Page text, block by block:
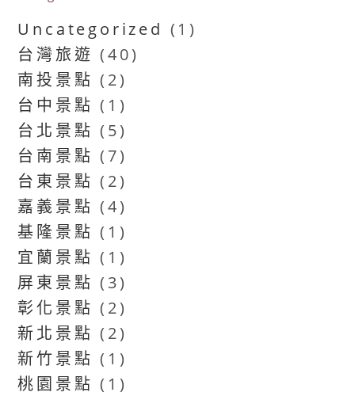
Uncategorized (1)
台灣旅遊 (40)
南投景點 (2)
台中景點 (1)
台北景點 (5)
台南景點 (7)
台東景點 (2)
嘉義景點 (4)
基隆景點 (1)
宜蘭景點 (1)
屏東景點 (3)
彰化景點 (2)
新北景點 (2)
新竹景點 (1)
桃園景點 (1)